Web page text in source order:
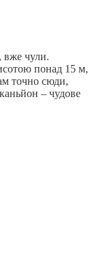
вже чули.
понад 15 м,
точно сюди,
– чудове